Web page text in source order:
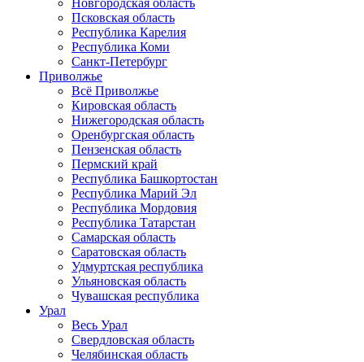
Новгородская область
Псковская область
Республика Карелия
Республика Коми
Санкт-Петербург
Приволжье
Всё Приволжье
Кировская область
Нижегородская область
Оренбургская область
Пензенская область
Пермский край
Республика Башкортостан
Республика Марий Эл
Республика Мордовия
Республика Татарстан
Самарская область
Саратовская область
Удмуртская республика
Ульяновская область
Чувашская республика
Урал
Весь Урал
Свердловская область
Челябинская область